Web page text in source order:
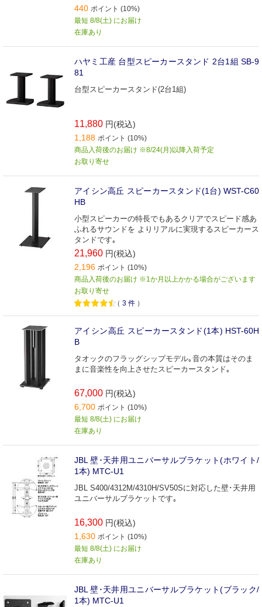
440 ポイント (10%)
最短 8/8(土) にお届け
在庫あり
ハヤミ工産 台型スピーカースタンド 2台1組 SB-9
81
台型スピーカースタンド(2台1組)
11,880 円(税込)
1,188 ポイント (10%)
商品入荷後のお届け ※8/24(月)以降入荷予定
お取り寄せ
アイシン高丘 スピーカースタンド(1台) WST-C60
HB
小型スピーカーの特長でもあるクリアでスピード感あ
ふれるサウンドを よりリアルに実現するスピーカース
タンドです｡
21,960 円(税込)
2,196 ポイント (10%)
商品入荷後のお届け ※1か月以上かかる場合がございます
お取り寄せ
（ 3 件 ）
アイシン高丘 スピーカースタンド(1本) HST-60H
B
タオックのフラッグシップモデル｡音の本質はそのま
まに音楽性を向上させたスピーカースタンド｡
67,000 円(税込)
6,700 ポイント (10%)
最短 8/8(土) にお届け
在庫あり
JBL 壁･天井用ユニバーサルブラケット(ホワイト/
1本) MTC-U1
JBL S400/4312M/4310H/SV50Sに対応した壁･天井用
ユニバーサルブラケットです｡
16,300 円(税込)
1,630 ポイント (10%)
最短 8/8(土) にお届け
在庫あり
JBL 壁･天井用ユニバーサルブラケット(ブラック/
1本) MTC-U1